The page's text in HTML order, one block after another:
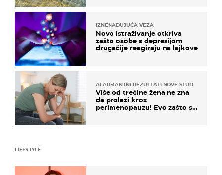
IZNENAĐUJUĆA VEZA
Novo istraživanje otkriva
zašto osobe s depresijom
drugačije reagiraju na lajkove
ALARMANTNI REZULTATI NOVE STUDIJE
Više od trećine žena ne zna
da prolazi kroz
perimenopauzu! Evo zašto su
LIFESTYLE